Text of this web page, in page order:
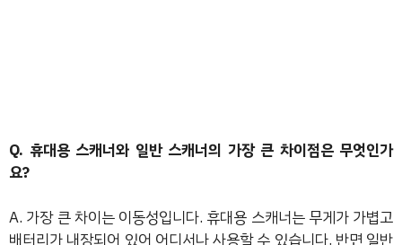
Q. 휴대용 스캐너와 일반 스캐너의 가장 큰 차이점은 무엇인가
요?
A. 가장 큰 차이는 이동성입니다. 휴대용 스캐너는 무게가 가볍고
배터리가 내장되어 있어 어디서나 사용할 수 있습니다. 반면 일반